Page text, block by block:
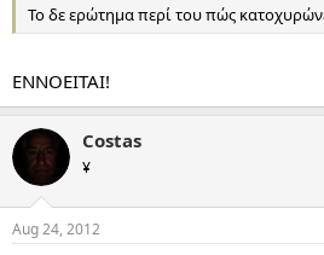
Το δε ερώτημα περί του πώς
ENNOEITAI!
Costas
¥
Aug 24, 2012